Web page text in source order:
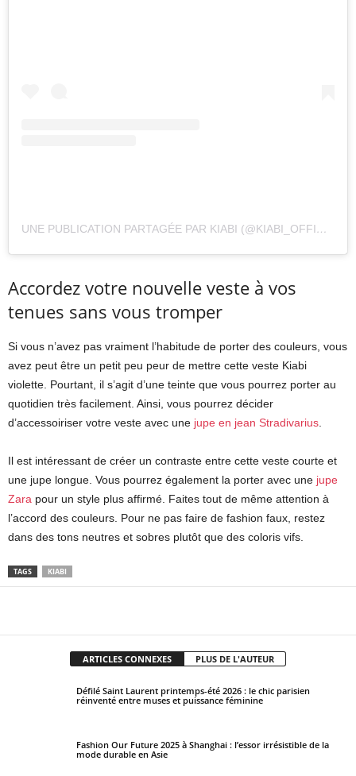
UNE PUBLICATION PARTAGÉE PAR KIABI (@KIABI_OFFICIAL)
Accordez votre nouvelle veste à vos
tenues sans vous tromper
Si vous n’avez pas vraiment l’habitude de porter des couleurs, vous
avez peut être un petit peu peur de mettre cette veste Kiabi
violette. Pourtant, il s’agit d’une teinte que vous pourrez porter au
quotidien très facilement. Ainsi, vous pourrez décider
d’accessoiriser votre veste avec une jupe en jean Stradivarius.
Il est intéressant de créer un contraste entre cette veste courte et
une jupe longue. Vous pourrez également la porter avec une jupe
Zara pour un style plus affirmé. Faites tout de même attention à
l’accord des couleurs. Pour ne pas faire de fashion faux, restez
dans des tons neutres et sobres plutôt que des coloris vifs.
TAGS KIABI
ARTICLES CONNEXES PLUS DE L'AUTEUR
Défilé Saint Laurent printemps-été 2026 : le chic parisien
réinventé entre muses et puissance féminine
Fashion Our Future 2025 à Shanghai : l’essor irrésistible de la
mode durable en Asie